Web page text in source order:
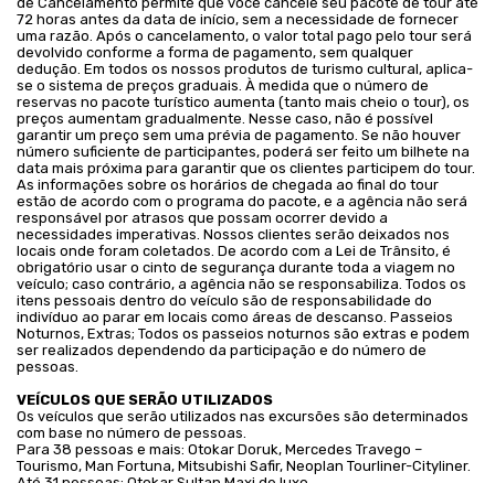
72 horas antes da data de início, sem a necessidade de fornecer
uma razão. Após o cancelamento, o valor total pago pelo tour será
devolvido conforme a forma de pagamento, sem qualquer
dedução. Em todos os nossos produtos de turismo cultural, aplica-
se o sistema de preços graduais. À medida que o número de
reservas no pacote turístico aumenta (tanto mais cheio o tour), os
preços aumentam gradualmente. Nesse caso, não é possível
garantir um preço sem uma prévia de pagamento. Se não houver
número suficiente de participantes, poderá ser feito um bilhete na
data mais próxima para garantir que os clientes participem do tour.
As informações sobre os horários de chegada ao final do tour
estão de acordo com o programa do pacote, e a agência não será
responsável por atrasos que possam ocorrer devido a
necessidades imperativas. Nossos clientes serão deixados nos
locais onde foram coletados. De acordo com a Lei de Trânsito, é
obrigatório usar o cinto de segurança durante toda a viagem no
veículo; caso contrário, a agência não se responsabiliza. Todos os
itens pessoais dentro do veículo são de responsabilidade do
indivíduo ao parar em locais como áreas de descanso. Passeios
Noturnos, Extras; Todos os passeios noturnos são extras e podem
ser realizados dependendo da participação e do número de
pessoas.
VEÍCULOS QUE SERÃO UTILIZADOS
Os veículos que serão utilizados nas excursões são determinados
com base no número de pessoas.
Para 38 pessoas e mais: Otokar Doruk, Mercedes Travego –
Tourismo, Man Fortuna, Mitsubishi Safir, Neoplan Tourliner-Cityliner.